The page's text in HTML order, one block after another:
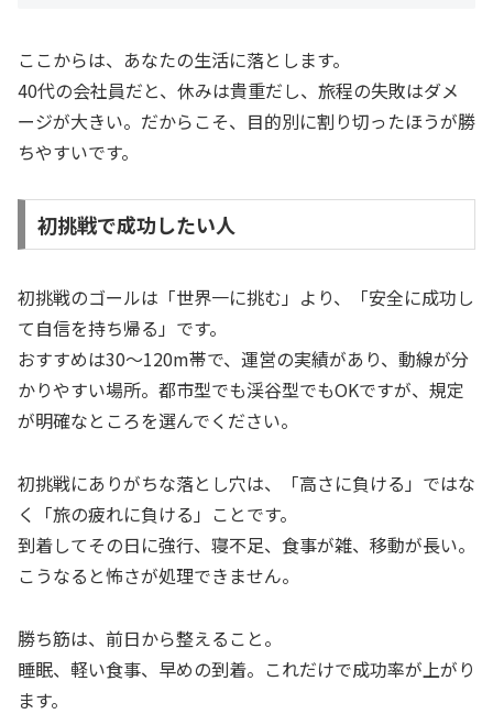
ここからは、あなたの生活に落とします。
40代の会社員だと、休みは貴重だし、旅程の失敗はダメ
ージが大きい。だからこそ、目的別に割り切ったほうが勝
ちやすいです。
初挑戦で成功したい人
初挑戦のゴールは「世界一に挑む」より、「安全に成功し
て自信を持ち帰る」です。
おすすめは30〜120m帯で、運営の実績があり、動線が分
かりやすい場所。都市型でも渓谷型でもOKですが、規定
が明確なところを選んでください。
初挑戦にありがちな落とし穴は、「高さに負ける」ではな
く「旅の疲れに負ける」ことです。
到着してその日に強行、寝不足、食事が雑、移動が長い。
こうなると怖さが処理できません。
勝ち筋は、前日から整えること。
睡眠、軽い食事、早めの到着。これだけで成功率が上がり
ます。